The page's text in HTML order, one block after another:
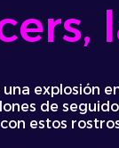
una explosión
de
estos